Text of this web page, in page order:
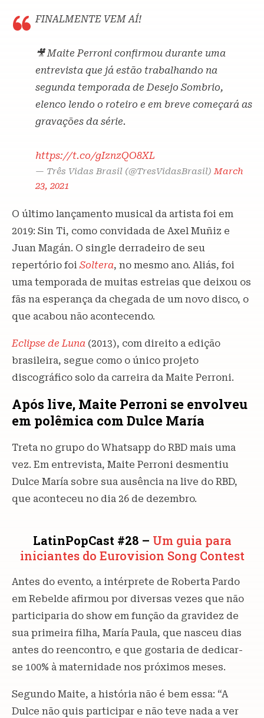
FINALMENTE VEM AÍ!
🎥 Maite Perroni confirmou durante uma
entrevista que já estão trabalhando na
segunda temporada de Desejo Sombrio,
elenco lendo o roteiro e em breve começará as
gravações da série.
https://t.co/gIznzQO8XL
— Três Vidas Brasil (@TresVidasBrasil)March
23, 2021
O último lançamento musical da artista foi em
2019: Sin Ti, como convidada de Axel Muñiz e
Juan Magán. O single derradeiro de seu
repertório foi Soltera, no mesmo ano. Aliás, foi
uma temporada de muitas estreias que deixou os
fãs na esperança da chegada de um novo disco, o
que acabou não acontecendo.
Eclipse de Luna (2013), com direito a edição
brasileira, segue como o único projeto
discográfico solo da carreira da Maite Perroni.
Após live, Maite Perroni se envolveu
em polêmica com Dulce María
Treta no grupo do Whatsapp do RBD mais uma
vez. Em entrevista, Maite Perroni desmentiu
Dulce María sobre sua ausência na live do RBD,
que aconteceu no dia 26 de dezembro.
LatinPopCast #28 – Um guia para
iniciantes do Eurovision Song Contest
Antes do evento, a intérprete de Roberta Pardo
em Rebelde afirmou por diversas vezes que não
participaria do show em função da gravidez de
sua primeira filha, María Paula, que nasceu dias
antes do reencontro, e que gostaria de dedicar-
se 100% à maternidade nos próximos meses.
Segundo Maite, a história não é bem essa: “A
Dulce não quis participar e não teve nada a ver